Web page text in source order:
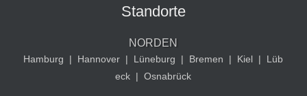
Standorte
NORDEN
Hamburg | Hannover | Lüneburg | Bremen | Kiel |
Lüb
eck | Osnabrück